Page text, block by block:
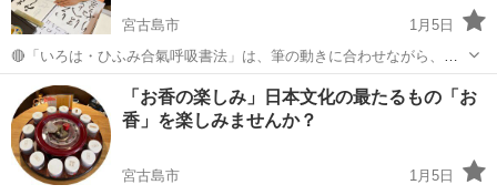
宮古島市
1月5日
🔴「いろは・ひふみ合氣呼吸書法」は、筆の動きに合わせながら、声
を出して、長呼吸で文字を書く書法です。合気道の創始者植芝盛平先
生の直弟子、山本光輝先生の編み出したこの書法をご一緒にお稽古し
ませんか？ 🔴月一からの次世代の健康...
沖縄 宮古島市 書道
「お香の楽しみ」日本文化の最たるもの「お
香」を楽しみませんか？
宮古島市 1月5日